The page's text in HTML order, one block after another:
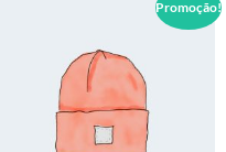
Promoção!